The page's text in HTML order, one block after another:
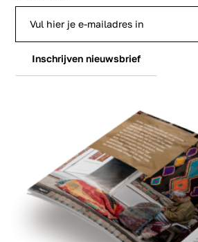
Inschrijven nieuwsbrief